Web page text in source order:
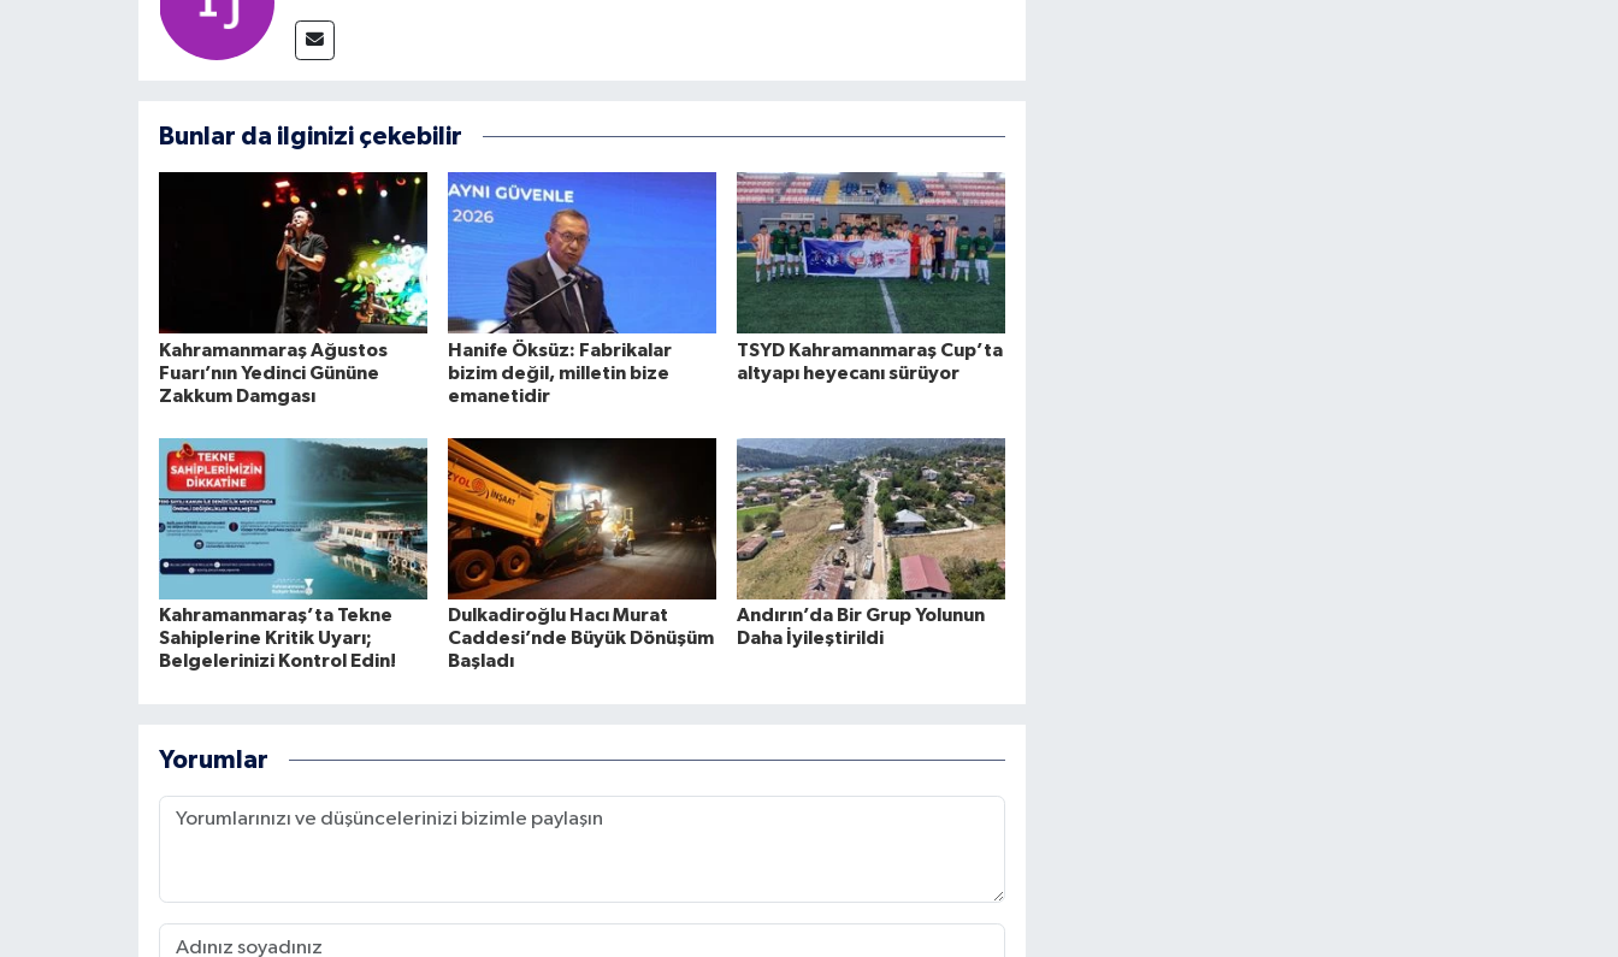
Bunlar da ilginizi çekebilir
Kahramanmaraş Ağustos
Fuarı’nın Yedinci Gününe
Zakkum Damgası
Hanife Öksüz: Fabrikalar
bizim değil, milletin bize
emanetidir
TSYD Kahramanmaraş Cup’ta
altyapı heyecanı sürüyor
Kahramanmaraş’ta Tekne
Sahiplerine Kritik Uyarı;
Belgelerinizi Kontrol Edin!
Dulkadiroğlu Hacı Murat
Caddesi’nde Büyük Dönüşüm
Başladı
Andırın’da Bir Grup Yolunun
Daha İyileştirildi
Yorumlar